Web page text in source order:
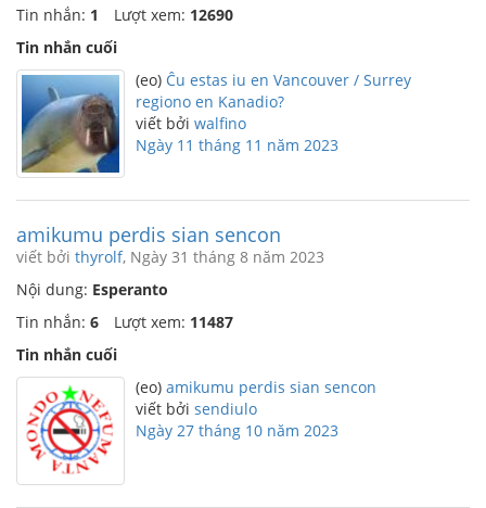
Tin nhắn: 1 Lượt xem: 12690
Tin nhắn cuối
(eo) Ĉu estas iu en Vancouver / Surrey
regiono en Kanadio?
viết bởi walfino
Ngày 11 tháng 11 năm 2023
amikumu perdis sian sencon
viết bởi thyrolf, Ngày 31 tháng 8 năm 2023
Nội dung: Esperanto
Tin nhắn: 6 Lượt xem: 11487
Tin nhắn cuối
(eo) amikumu perdis sian sencon
viết bởi sendiulo
Ngày 27 tháng 10 năm 2023